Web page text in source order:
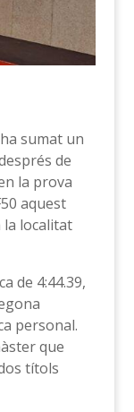
sumat un
de
la prova
aquest
la localitat
de 4:44.39,
personal.
que
títols